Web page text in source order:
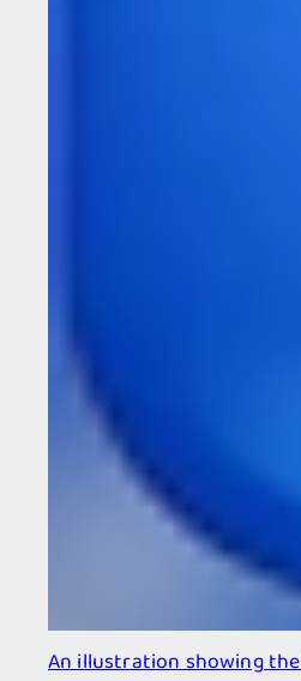
An illustration showing